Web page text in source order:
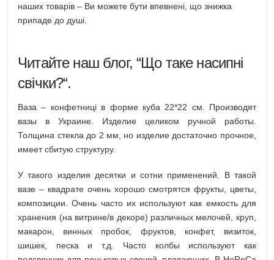
наших товарів – Ви можете бути впевнені, що знижка
припаде до душі.
Читайте наш блог, “Що таке насипні
свічки?“.
Ваза – конфетниці в форме куба 22*22 см. Производят
вазы в Украине. Изделие целиком ручной работы.
Толщина стекла до 2 мм, но изделие достаточно прочное,
имеет сбитую структуру.
У такого изделия десятки и сотни применений. В такой
вазе – квадрате очень хорошо смотрятся фрукты, цветы,
композиции. Очень часто их используют как емкость для
хранения (на витрине/в декоре) различных мелочей, круп,
макарон, винных пробок, фруктов, конфет, визиток,
шишек, песка и т.д. Часто колбы используют как